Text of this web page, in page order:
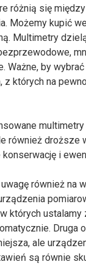
różnią się
Możemy kupić
Multimetry
Ważne, by
z których na
również droższe
i
również na
których ustalamy
Druga
ale
są równie